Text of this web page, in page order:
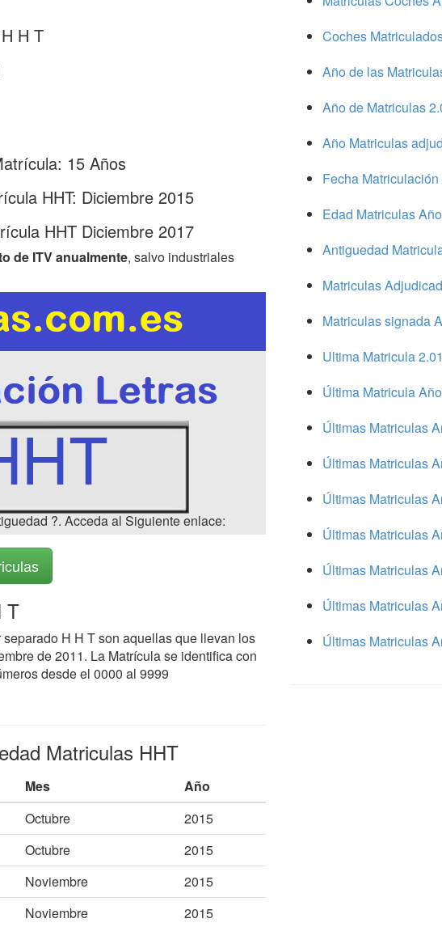
H T
15 Años
HHT: Diciembre 2015
HHT Diciembre 2017
de ITV anualmente, salvo industriales
?. Acceda al Siguiente enlace:
T
separado H H T son aquellas que llevan los
de 2011. La Matrícula se identifica con
desde el 0000 al 9999
Matriculas HHT
Mes
Año
Octubre
2015
Octubre
2015
Noviembre
2015
Noviembre
2015
Coches
Año de las
Año de Matriculas
Año Matriculas
Fecha
Edad Matriculas
Antiguedad
Matriculas
Matriculas signada
Ultima Matricula
Última Matricula
Últimas Matriculas
Últimas Matriculas
Últimas Matriculas
Últimas Matriculas
Últimas Matriculas
Últimas Matriculas
Últimas Matriculas